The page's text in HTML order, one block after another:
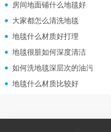
房间地面铺什么地毯好
大家都怎么清洗地毯
地毯什么材质好打理
地毯很脏如何深度清洁
如何洗地毯深层次的油污
地毯什么材质比较好